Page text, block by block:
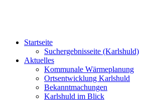
Startseite
Suchergebnisseite (Karlshuld)
Aktuelles
Kommunale Wärmeplanung
Ortsentwicklung Karlshuld
Bekanntmachungen
Karlshuld im Blick